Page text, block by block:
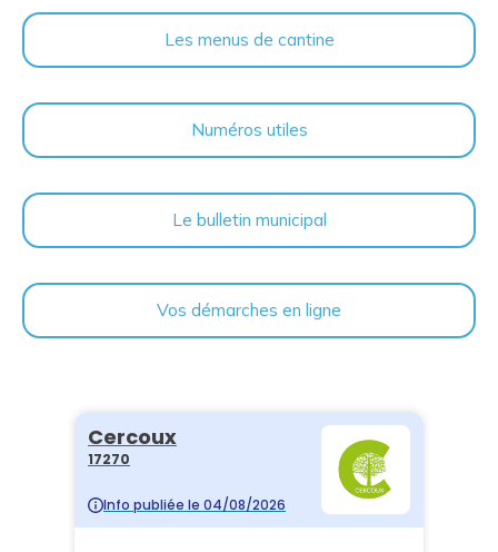
Les menus de cantine
Numéros utiles
Le bulletin municipal
Vos démarches en ligne